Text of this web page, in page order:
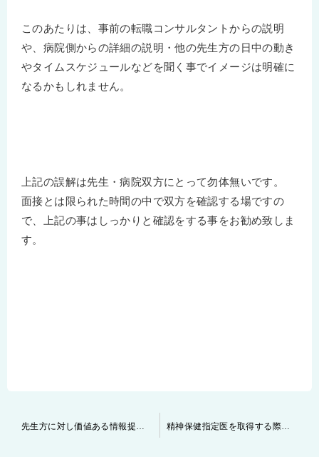
このあたりは、事前の転職コンサルタントからの説明
や、病院側からの詳細の説明・他の先生方の日中の動き
やタイムスケジュールなどを聞く事でイメージは明確に
なるかもしれません。
上記の誤解は先生・病院双方にとって勿体無いです。
面接とは限られた時間の中で双方を確認する場ですの
で、上記の事はしっかりと確認をする事をお勧め致しま
す。
先生方に対し価値ある情報提供が可能な理由 精神保健指定医を取得する際に注意して頂きたい点